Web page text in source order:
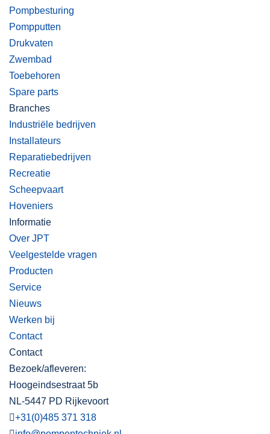
Pompbesturing
Pompputten
Drukvaten
Zwembad
Toebehoren
Spare parts
Branches
Industriële bedrijven
Installateurs
Reparatiebedrijven
Recreatie
Scheepvaart
Hoveniers
Informatie
Over JPT
Veelgestelde vragen
Producten
Service
Nieuws
Werken bij
Contact
Contact
Bezoek/afleveren:
Hoogeindsestraat 5b
NL-5447 PD Rijkevoort
+31(0)485 371 318